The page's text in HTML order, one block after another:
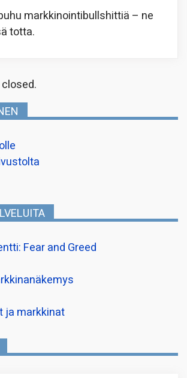
markkinointibullshittiä – ne
totta.
Fear and Greed
ja markkinat